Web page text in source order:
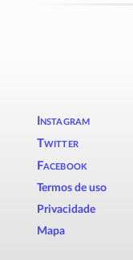
Instagram
Twitter
Facebook
Termos de uso
Privacidade
Mapa